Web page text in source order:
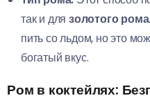
так и для золотого рома
пить со льдом, но это
богатый вкус.
Ром в коктейлях: